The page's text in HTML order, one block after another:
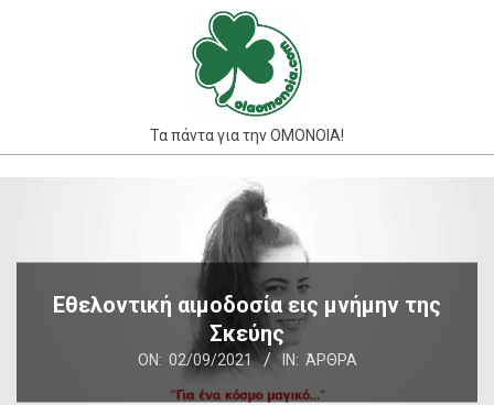
Τα πάντα για την ΟΜΟΝΟΙΑ!
Εθελοντική αιμοδοσία εις μνήμην της
Σκεύης
ON: 02/09/2021 IN: ΆΡΘΡΑ